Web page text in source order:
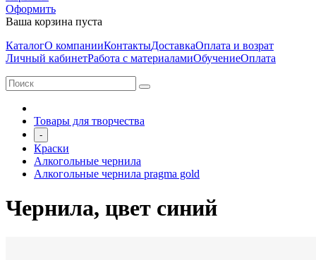
Оформить
Ваша корзина пуста
КаталогО компанииКонтактыДоставкаОплата и возрат
Личный кабинетРабота с материаламиОбучениеОплата
Товары для творчества
-
Краски
Алкогольные чернила
Алкогольные чернила pragma gold
Чернила, цвет синий